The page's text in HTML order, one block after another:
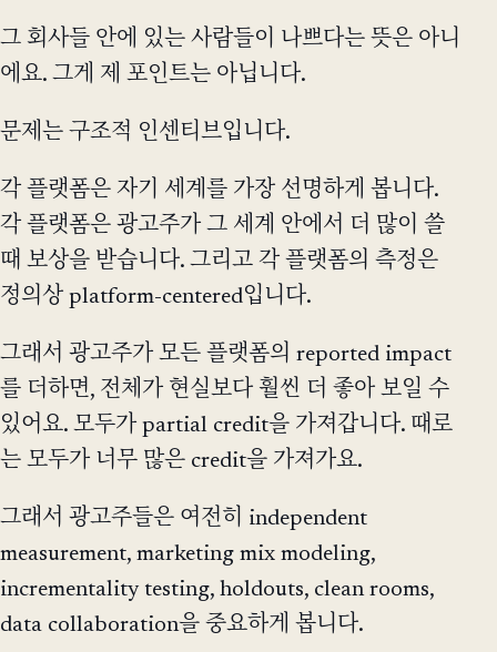
그 회사들 안에 있는 사람들이 나쁘다는 뜻은 아니
에요. 그게 제 포인트는 아닙니다.
문제는 구조적 인센티브입니다.
각 플랫폼은 자기 세계를 가장 선명하게 봅니다.
각 플랫폼은 광고주가 그 세계 안에서 더 많이 쓸
때 보상을 받습니다. 그리고 각 플랫폼의 측정은
정의상 platform-centered입니다.
그래서 광고주가 모든 플랫폼의 reported impact
를 더하면, 전체가 현실보다 훨씬 더 좋아 보일 수
있어요. 모두가 partial credit을 가져갑니다. 때로
는 모두가 너무 많은 credit을 가져가요.
그래서 광고주들은 여전히 independent
measurement, marketing mix modeling,
incrementality testing, holdouts, clean rooms,
data collaboration을 중요하게 봅니다.